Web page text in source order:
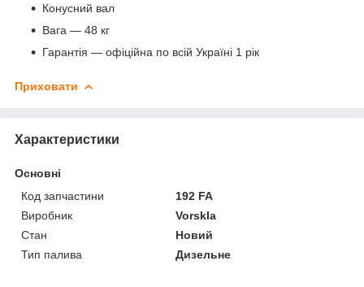
Конусний вал
Вага — 48 кг
Гарантія — офіційна по всій Україні 1 рік
Приховати
Характеристики
Основні
Код запчастини
192 FA
Виробник
Vorskla
Стан
Новий
Тип палива
Дизельне